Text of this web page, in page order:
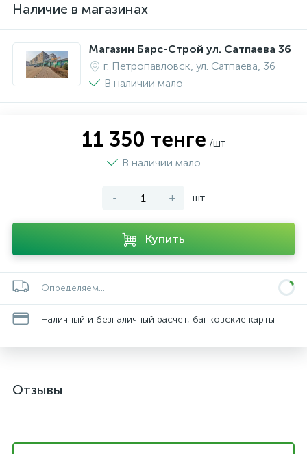
Наличие в магазинах
Магазин Барс-Строй ул. Сатпаева 36
г. Петропавловск, ул. Сатпаева, 36
В наличии мало
11 350 тенге /шт
В наличии мало
- + шт
Купить
Определяем...
Наличный и безналичный расчет, банковские карты
Отзывы